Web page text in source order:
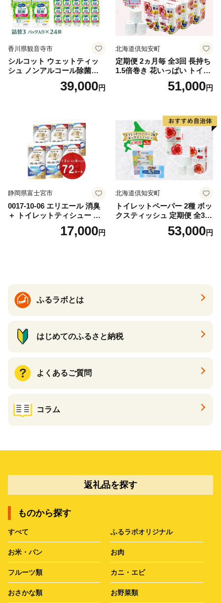
香川県観音寺市
シルコット ウェットティッ
シュ ノンアルコール除菌詰
替（43枚×3P）×24袋 日用品
おもちゃ 拭き取り 手拭き 外
39,000円
北海道倶知安町
定期便 2ヵ月毎 全3回 長持ち
1.5倍巻き 花いっぱい トイレ
ットペーパー ダブル 45ｍ 計
72ロール 全18種 花柄 プリン
ー 消耗品 備蓄 送料無料 北海
道 倶知安町 日用品
51,000円
静岡県富士宮市
0017-10-06 エリエール 消臭
＋ トイレットティシュー し
っかり香るフレッシュクリア
の香り ダブル 12ロール×6パ
17,000円
北海道倶知安町
トイレットペーパー 2種 ボッ
クスティッシュ 定期便 全3
回 日本製 まとめ買い 防災
常備品 日用雑貨 消耗品 生活
53,000円
ふるラボとは
はじめてのふるさと納税
よくあるご質問
コラム
返礼品を探す
ものから探す
すべて ふるラボオリジナル
お米・パン お肉
フルーツ類 カニ・エビ
おさかな類 お野菜類